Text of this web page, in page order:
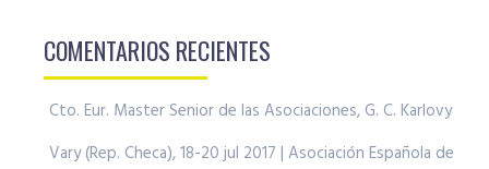
COMENTARIOS RECIENTES
Cto. Eur. Master Senior de las Asociaciones, G. C. Karlovy
Vary (Rep. Checa), 18-20 jul 2017 | Asociación Española de